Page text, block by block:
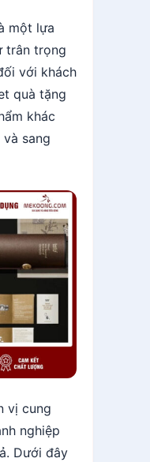
một lựa
trân trọng
với khách
quà tặng
khác
sang
vị cung
nghiệp
Dưới đây